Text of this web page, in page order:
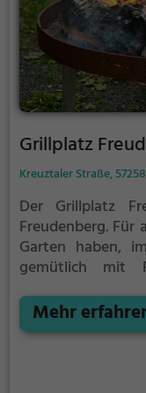
Grillplatz
Kreuztaler Straße,
Der Grillplatz
Freudenberg. Für
Garten haben,
gemütlich mit
Gegrillt wird hier
Mehr